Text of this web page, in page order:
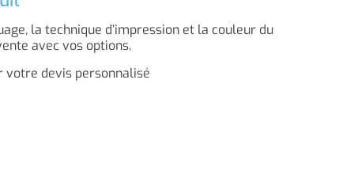
la technique d’impression et la couleur du
avec vos options.
devis personnalisé